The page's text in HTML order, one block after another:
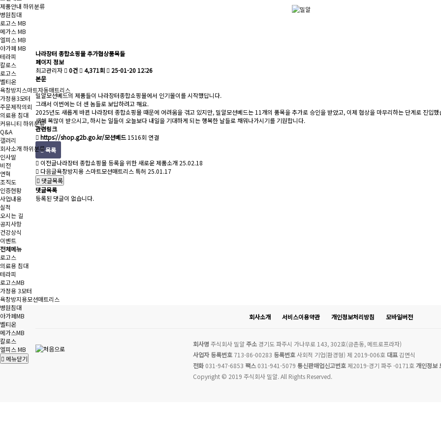
제품안내 하위분류
병원침대
로고스 MB
메가스 MB
엘피스 MB
아가페 MB
테라피
칼로스
로고스
벨티온
욕창방지스마트자동매트리스
가정용3모터
주문제작의뢰
의료용 침대
커뮤니티 하위분류
Q&A
갤러리
회사소개하위분류
인사말
비전
연혁
조직도
인증현황
사업내용
실적
오시는 길
공지사항
건강상식
이벤트
전체메뉴
로고스
의료용 침대
테라피
로고스MB
가정용 3모터
욕창방지용모션매트리스
병원침대
아가페MB
벨티온
메가스MB
칼로스
엘피스 MB
메뉴닫기
나라장터 종합쇼핑몰 추가협상품목들
페이지 정보
최고관리자
0건 4,371회
25-01-20 12:26
본문
밀알모션베드의 제품들이 나라장터종합쇼핑몰에서 인기몰이를 시작했답니다.
그래서 이번에는 더 센 놈들로 보답하려고 해요.
2025년도 새롭게 바뀐 나라장터 종합쇼핑몰 때문에 어려움을 겪고 있지만, 밀알모션베드는 11개의 품목을 추가로 승인을 받았고, 이제 협상을 마무리하는 단계로 진입했
새해 복많이 받으시고, 하시는 일들이 오늘보다 내일을 기대하게 되는 행복한 날들로 채워나가시기를 기원합니다.
관련링크
https://shop.g2b.go.kr/모션베드 1516회 연결
목록
이전글나라장터 종합쇼핑몰 등록을 위한 새로운 제품소개 25.02.18
다음글욕창방지용 스마트모션매트리스 특허 25.01.17
댓글목록
댓글목록
등록된 댓글이 없습니다.
회사소개 서비스이용약관 개인정보처리방침 모바일버전
회사명 주식회사 밀알주소 경기도 파주시 가나무로 143, 302호(금촌동, 메트로프라자)
사업자 등록번호 713-86-00283 등록번호사회적 기업(환경형) 제 2019-006호 대표김면식
전화 031-947-6853 팩스 031-941-5079 통신판매업신고번호제2019-경기 파주 -0171호개인정보
Copyright © 2019 주식회사 밀알. All Rights Reserved.